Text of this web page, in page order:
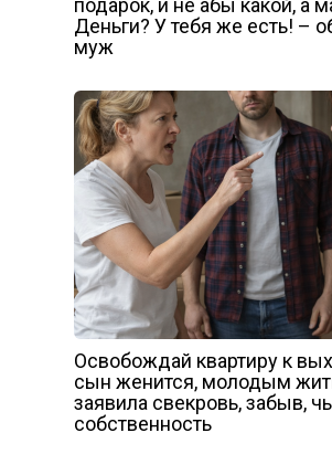
подарок, и не абы какой, а
Деньги? У тебя же есть! –
муж
Освобождай квартиру к
сын женится, молодым
заявила свекровь, забыв,
собственность